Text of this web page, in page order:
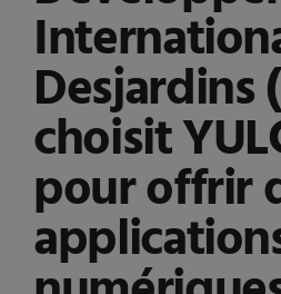
Desjardins
choisit
pour offrir